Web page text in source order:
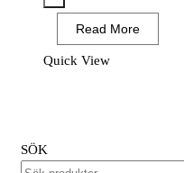
Slip
Shoe
Svart
mängd
Read More
Quick View
SÖK